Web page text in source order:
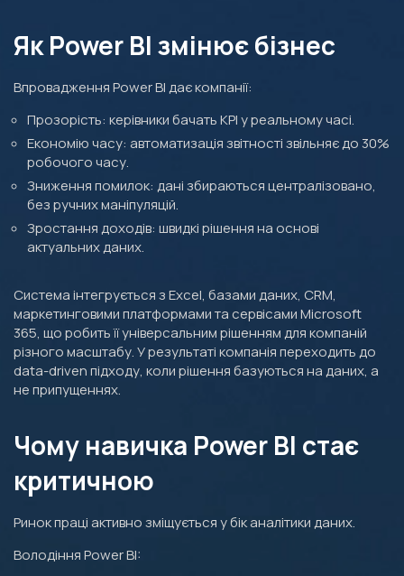
Як Power BI змінює бізнес
Впровадження Power BI дає компанії:
Прозорість: керівники бачать KPI у реальному часі.
Економію часу: автоматизація звітності звільняє до 30%
робочого часу.
Зниження помилок: дані збираються централізовано,
без ручних маніпуляцій.
Зростання доходів: швидкі рішення на основі
актуальних даних.
Система інтегрується з Excel, базами даних, CRM,
маркетинговими платформами та сервісами Microsoft
365, що робить її універсальним рішенням для компаній
різного масштабу. У результаті компанія переходить до
data-driven підходу, коли рішення базуються на даних, а
не припущеннях.
Чому навичка Power BI стає
критичною
Ринок праці активно зміщується у бік аналітики даних.
Володіння Power BI: